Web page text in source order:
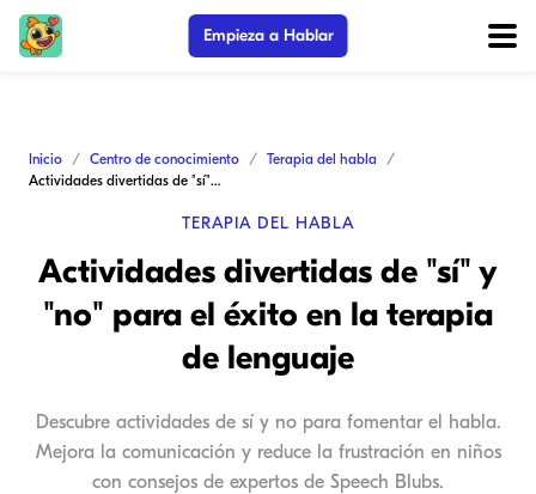
Empieza a Hablar
Inicio Centro de conocimiento
Terapia del habla
Actividades divertidas de "sí" y "no" para el éxito en la terapia de lenguaje
TERAPIA DEL HABLA
Actividades divertidas de "sí" y
"no" para el éxito en la terapia
de lenguaje
Descubre actividades de sí y no para fomentar el habla.
Mejora la comunicación y reduce la frustración en niños
con consejos de expertos de Speech Blubs.